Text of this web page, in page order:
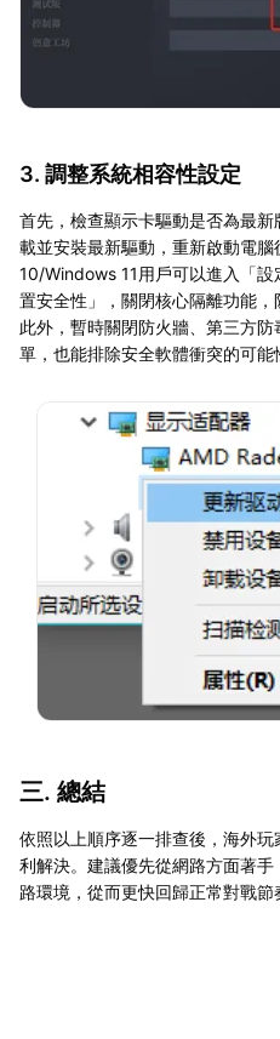
3. 調整系統相容性設定
首先，檢查顯示卡驅動是否為最
載並安裝最新驅動，重新啟動電
10/Windows 11用戶可以進入「
置安全性」，關閉核心隔離功能，
此外，暫時關閉防火牆、第三方
單，也能排除安全軟體衝突的可能
三. 總結
依照以上順序逐一排查後，海外
利解決。建議優先從網路方面著手
路環境，從而更快回歸正常對戰節